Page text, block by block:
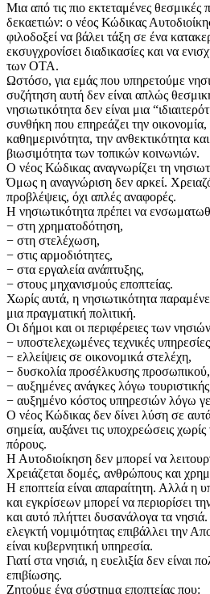
Μια από τις πιο εκτεταμένες θεσμικές
δεκαετιών: ο νέος Κώδικας
φιλοδοξεί να βάλει τάξη σε ένα
εκσυγχρονίσει διαδικασίες και να
των ΟΤΑ.
Ωστόσο, για εμάς που υπηρετούμε
συζήτηση αυτή δεν είναι απλώς
νησιωτικότητα δεν είναι μια
συνθήκη που επηρεάζει την οικονομία,
καθημερινότητα, την ανθεκτικότητα
βιωσιμότητα των τοπικών κοινωνιών.
Ο νέος Κώδικας αναγνωρίζει τη
Όμως η αναγνώριση δεν αρκεί.
προβλέψεις, όχι απλές αναφορές.
Η νησιωτικότητα πρέπει να
− στη χρηματοδότηση,
− στη στελέχωση,
− στις αρμοδιότητες,
− στα εργαλεία ανάπτυξης,
− στους μηχανισμούς εποπτείας.
Χωρίς αυτά, η νησιωτικότητα
μια πραγματική πολιτική.
Οι δήμοι και οι περιφέρειες των
− υποστελεχωμένες τεχνικές
− ελλείψεις σε οικονομικά στελέχη,
− δυσκολία προσέλκυσης προσωπικού,
− αυξημένες ανάγκες λόγω
− αυξημένο κόστος υπηρεσιών λόγω
Ο νέος Κώδικας δεν δίνει λύση σε
σημεία, αυξάνει τις υποχρεώσεις
πόρους.
Η Αυτοδιοίκηση δεν μπορεί να
Χρειάζεται δομές, ανθρώπους και
Η εποπτεία είναι απαραίτητη. Αλλά η
και εγκρίσεων μπορεί να περιορίσει
και αυτό πλήττει δυσανάλογα τα
ελεγκτή νομιμότητας επιβάλλει την
είναι κυβερνητική υπηρεσία.
Γιατί στα νησιά, η ευελιξία δεν είναι
επιβίωσης.
Ζητούμε ένα σύστημα εποπτείας που: